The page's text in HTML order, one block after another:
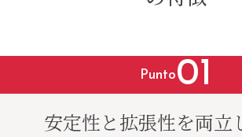
Punto01
安定性と拡張性を両立